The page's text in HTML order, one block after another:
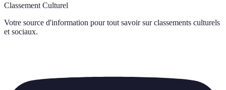
Classement Culturel
Votre source d'information pour tout savoir sur classements culturels
et sociaux.